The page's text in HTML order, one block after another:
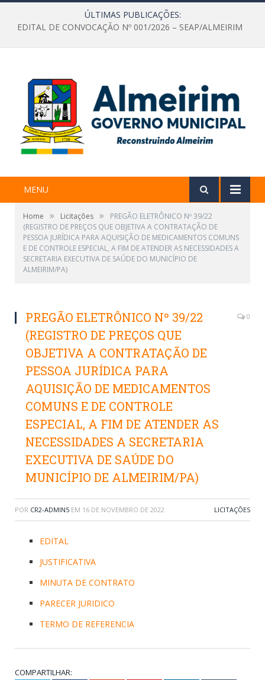
ÚLTIMAS PUBLICAÇÕES:
EDITAL DE CONVOCAÇÃO Nº 001/2026 – SEAP/ALMEIRIM
MENU
Home » Licitações »
PREGÃO ELETRÔNICO Nº 39/22
(REGISTRO DE PREÇOS QUE OBJETIVA A CONTRATAÇÃO DE
PESSOA JURÍDICA PARA AQUISIÇÃO DE MEDICAMENTOS COMUNS
E DE CONTROLE ESPECIAL, A FIM DE ATENDER AS NECESSIDADES A
SECRETARIA EXECUTIVA DE SAÚDE DO MUNICÍPIO DE
ALMEIRIM/PA)
PREGÃO ELETRÔNICO Nº 39/22
(REGISTRO DE PREÇOS QUE
OBJETIVA A CONTRATAÇÃO DE
PESSOA JURÍDICA PARA
AQUISIÇÃO DE MEDICAMENTOS
COMUNS E DE CONTROLE
ESPECIAL, A FIM DE ATENDER AS
NECESSIDADES A SECRETARIA
EXECUTIVA DE SAÚDE DO
MUNICÍPIO DE ALMEIRIM/PA)
0
POR CR2-ADMIN5 EM 16 DE NOVEMBRO DE 2022 LICITAÇÕES
EDITAL
JUSTIFICATIVA
MINUTA DE CONTRATO
PARECER JURIDICO
TERMO DE REFERENCIA
COMPARTILHAR: